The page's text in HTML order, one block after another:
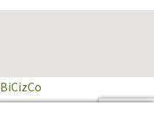
BiCizCo